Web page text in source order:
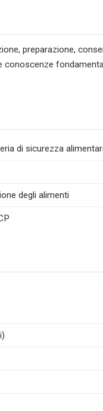
preparazione,
di sicurezza
degli alimenti